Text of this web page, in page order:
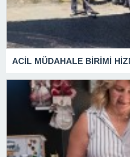
ACİL MÜDAHALE BİRİMİ